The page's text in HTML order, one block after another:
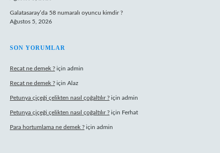
Galatasaray’da 58 numaralı oyuncu kimdir ?
Ağustos 5, 2026
SON YORUMLAR
Recat ne demek ? için admin
Recat ne demek ? için Alaz
Petunya çiçeği çelikten nasıl çoğaltılır ? için admin
Petunya çiçeği çelikten nasıl çoğaltılır ? için Ferhat
Para hortumlama ne demek ? için admin